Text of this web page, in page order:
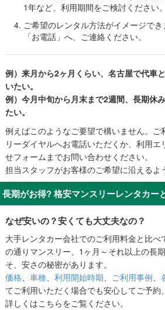
1年など、利用期間をご検討ください。
ご希望のレンタル方法がイメージでき
「お電話」へ、ご連絡ください。
例）来月から2ヶ月くらい、名古屋で代車
いたい。
例）今月中旬から月末まで2週間、長期休
たい。
例えばこのようなご要望で構いません。ご
リーダイヤルへお電話いただくか、利用
せフォームまでお問い合わせください。
担当スタッフがお客様のご希望に沿えるよ
長期がお得? 格安マンスリーレンタカー
なぜ安いの？安くても大丈夫なの？
大手レンタカー会社でのご利用料金と比べ
の通りマンスリー、1ヶ月～それ以上の長
そ、安さの秘密があります。
価格、 車種、 利用開始時期、 ご利用事例、
てご利用いただく場合でも安心してご予約
詳しくはこちらをご覧ください。